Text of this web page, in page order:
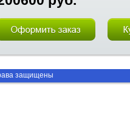
защищены